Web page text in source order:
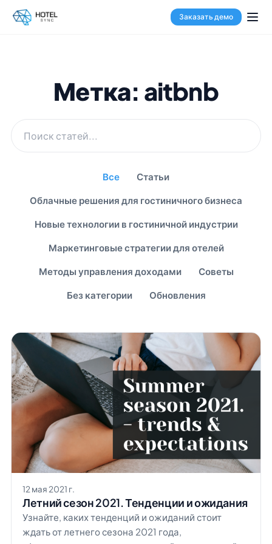
Заказать демо
Метка: aitbnb
Все Статьи
Облачные решения для гостиничного бизнеса
Новые технологии в гостиничной индустрии
Маркетинговые стратегии для отелей
Методы управления доходами Советы
Без категории Обновления
12 мая 2021 г.
Летний сезон 2021. Тенденции и ожидания
Узнайте, каких тенденций и ожиданий стоит
ждать от летнего сезона 2021 года,